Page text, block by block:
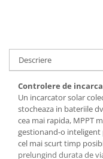
Descriere
Controlere de
Un incarcator solar
stocheaza in bateriile
cea mai rapida, MPPT
gestionand-o
cel mai scurt timp
prelungind durata de